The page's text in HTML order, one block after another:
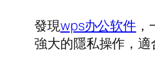
發現wps办公软件
強大的隱私操作，適